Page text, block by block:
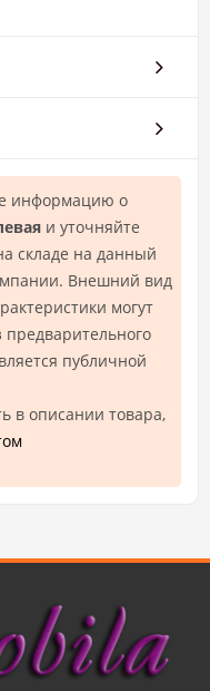
информацию о
и уточняйте
складе на данный
Внешний вид
могут
предварительного
публичной
в описании товара,